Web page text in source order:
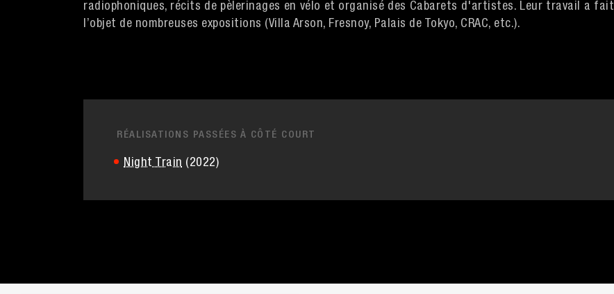
radiophoniques, récits de pèlerinages en vélo et organisé des Cabarets d'artistes. Leur travail a fait
l’objet de nombreuses expositions (Villa Arson, Fresnoy, Palais de Tokyo, CRAC, etc.).
RÉALISATIONS PASSÉES À CÔTÉ COURT
Night Train (2022)